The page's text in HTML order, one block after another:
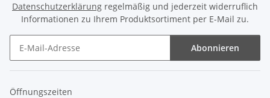
Datenschutzerklärung regelmäßig und jederzeit widerruflich
Informationen zu Ihrem Produktsortiment per E-Mail zu.
Abonnieren
Öffnungszeiten